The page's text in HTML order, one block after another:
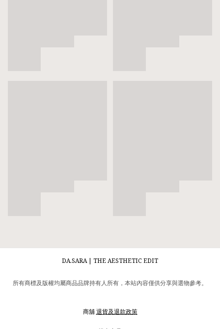
DA.SARA | THE AESTHETIC EDIT
所有商標及版權均屬商品品牌持有人所有，本站內容僅供分享與選物參考。
商舖退貨及退款政策